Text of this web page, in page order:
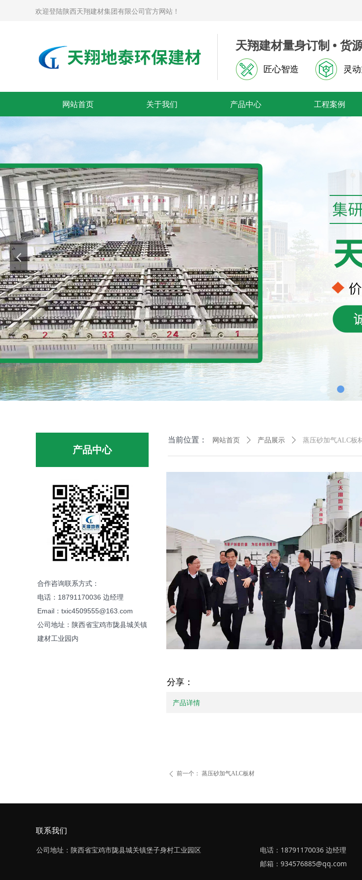
欢迎登陆陕西天翔建材集团有限公司官方网站！
天翔建材量身订制 • 货
匠心智造 灵
网站首页 关于我们 产品中心 工程案例
网站首页 ꄲ 产品展示 ꄲ 蒸压砂加气ALC板
当前位置：
产品详情
分享：
产品中心
合作咨询联系方式：
电话：18791170036 边经理
Email：txic4509555@163.com
公司地址：陕西省宝鸡市陇县城关镇
建材工业园内
ꄴ 前一个： 蒸压砂加气ALC板材
联系我们
公司地址：陕西省宝鸡市陇县城关镇堡子身村工业园区
电话：18791170036 边经理
邮箱：934576885@qq.com